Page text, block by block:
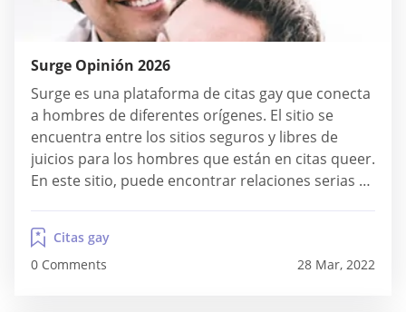
Surge Opinión 2026
Surge es una plataforma de citas gay que conecta
a hombres de diferentes orígenes. El sitio se
encuentra entre los sitios seguros y libres de
juicios para los hombres que están en citas queer.
En este sitio, puede encontrar relaciones serias y
relaciones queer. Pero con sitios de conexión
como Surge, puede...
Citas gay
0 Comments
28 Mar, 2022